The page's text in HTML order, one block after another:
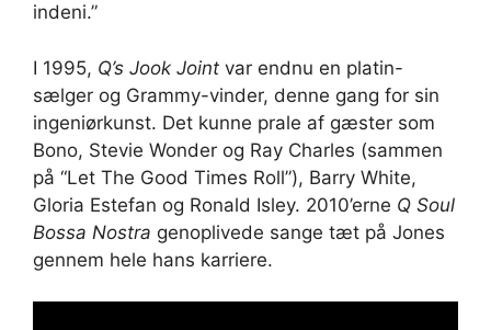
indeni.”
I 1995, Q’s Jook Joint var endnu en platin-
sælger og Grammy-vinder, denne gang for sin
ingeniørkunst. Det kunne prale af gæster som
Bono, Stevie Wonder og Ray Charles (sammen
på “Let The Good Times Roll”), Barry White,
Gloria Estefan og Ronald Isley. 2010’erne Q Soul
Bossa Nostra genoplivede sange tæt på Jones
gennem hele hans karriere.